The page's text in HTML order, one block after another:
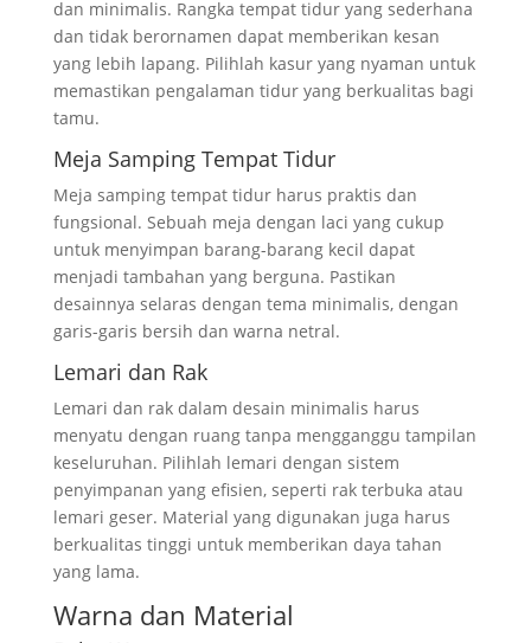
dan minimalis. Rangka tempat tidur yang sederhana
dan tidak berornamen dapat memberikan kesan
yang lebih lapang. Pilihlah kasur yang nyaman untuk
memastikan pengalaman tidur yang berkualitas bagi
tamu.
Meja Samping Tempat Tidur
Meja samping tempat tidur harus praktis dan
fungsional. Sebuah meja dengan laci yang cukup
untuk menyimpan barang-barang kecil dapat
menjadi tambahan yang berguna. Pastikan
desainnya selaras dengan tema minimalis, dengan
garis-garis bersih dan warna netral.
Lemari dan Rak
Lemari dan rak dalam desain minimalis harus
menyatu dengan ruang tanpa mengganggu tampilan
keseluruhan. Pilihlah lemari dengan sistem
penyimpanan yang efisien, seperti rak terbuka atau
lemari geser. Material yang digunakan juga harus
berkualitas tinggi untuk memberikan daya tahan
yang lama.
Warna dan Material